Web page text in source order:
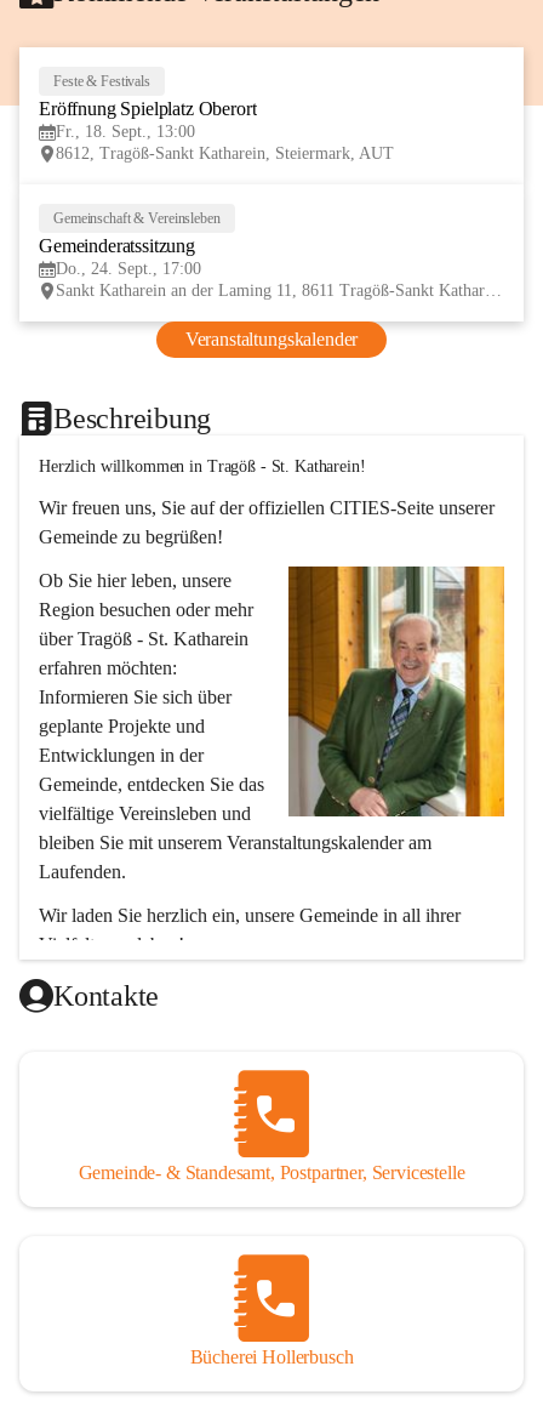
Feste & Festivals
Eröffnung Spielplatz Oberort
Fr., 18. Sept., 13:00
8612, Tragöß-Sankt Katharein, Steiermark, AUT
Gemeinschaft & Vereinsleben
Gemeinderatssitzung
Do., 24. Sept., 17:00
Sankt Katharein an der Laming 11, 8611 Tragöß-Sankt Katharein, AUT
Veranstaltungskalender
Beschreibung
Herzlich willkommen in Tragöß - St. Katharein!
Wir freuen uns, Sie auf der offiziellen CITIES-Seite unserer
Gemeinde zu begrüßen!
Ob Sie hier leben, unsere
Region besuchen oder mehr
über Tragöß - St. Katharein
erfahren möchten:
Informieren Sie sich über
geplante Projekte und
Entwicklungen in der
Gemeinde, entdecken Sie das
vielfältige Vereinsleben und
bleiben Sie mit unserem Veranstaltungskalender am
Laufenden.
Wir laden Sie herzlich ein, unsere Gemeinde in all ihrer
Vielfalt zu erleben!
Ihr Bürgermeister
Hubert Zinner
Tragöß - St. Katharein ist eine im Rahmen der
Gemeindestrukturreform 2015 fusionierte Gemeinde, die
aus den ehemaligen Gemeinden Tragöß und St. Katharein
Kontakte
Gemeinde- & Standesamt, Postpartner, Servicestelle
Bücherei Hollerbusch